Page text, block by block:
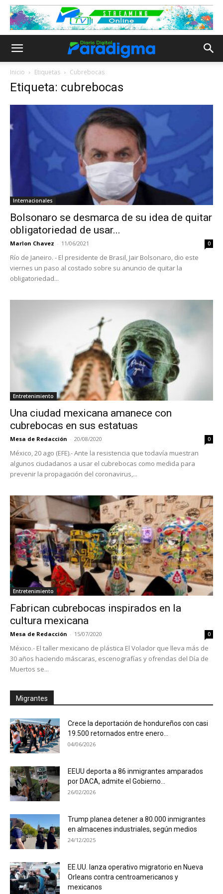
Inicio Etiquetas Cubrebocas
Etiqueta: cubrebocas
Internacionales
Bolsonaro se desmarca de su idea de quitar
obligatoriedad de usar...
Marlon Chavez - 11/06/2021 0
Río de Janeiro. - El presidente de Brasil, Jair Bolsonaro, dio este
viernes un paso al costado sobre su anuncio de quitar la
obligatoriedad...
Entretenimiento
Una ciudad mexicana amanece con
cubrebocas en sus estatuas
Mesa de Redacción - 20/08/2020 0
México, 20 ago (EFE).- Ante la resistencia que todavía muestran
algunos ciudadanos a usar el cubrebocas como medida para
prevenir la propagación del coronavirus,...
Entretenimiento
Fabrican cubrebocas inspirados en la
cultura mexicana
Mesa de Redacción - 15/07/2020 0
México.- El taller mexicano de plástica El Volador que lleva más de
30 años haciendo máscaras, escenografías y ofrendas del Día de
Muertos se...
Migrantes
Crece la deportación de hondureños con casi
19.500 retornados entre enero...
04/06/2026
EEUU deporta a 86 inmigrantes amparados
por DACA, admite el Gobierno...
26/02/2026
Trump planea detener a 80.000 inmigrantes
en almacenes industriales, según medios
24/12/2025
EE.UU. lanza operativo migratorio en Nueva
Orleans contra centroamericanos y
mexicanos